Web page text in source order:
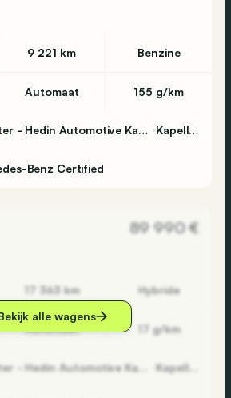
9 221 km Benzine
Automaat 155 g/km
Used Cars Center - Hedin Automotive Kapellen Kapellen
Benz Certified
89 990 €
17 363 km Hybride
Automaat 17 g/km
Used Cars Center - Hedin Automotive Kapellen Kapellen
alle wagens